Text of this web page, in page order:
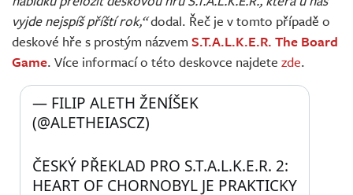
vyjde nejspíš příští rok,“dodal. Řeč je v tomto případě o
deskové hře s prostým názvem S.T.A.L.K.E.R. The Board
Game. Více informací o této deskovce najdete zde.
ČESKÝ PŘEKLAD PRO S.T.A.L.K.E.R. 2:
HEART OF CHORNOBYL JE PRAKTICKY
— FILIP ALETH ŽENÍŠEK
(@ALETHEIASCZ)